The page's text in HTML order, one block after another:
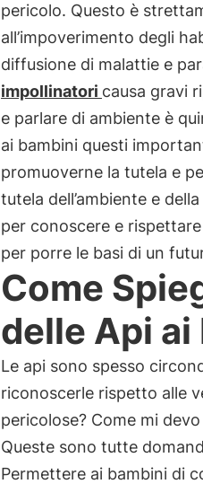
pericolo. Questo è
all’impoverimento degli
diffusione di malattie e
impollinatori causa gravi
e parlare di ambiente è
ai bambini questi
promuoverne la tutela e
tutela dell’ambiente e
per conoscere e
per porre le basi di un
Come
delle Api ai
Le api sono spesso
riconoscerle rispetto alle
pericolose? Come mi
Queste sono tutte
Permettere ai bambini di